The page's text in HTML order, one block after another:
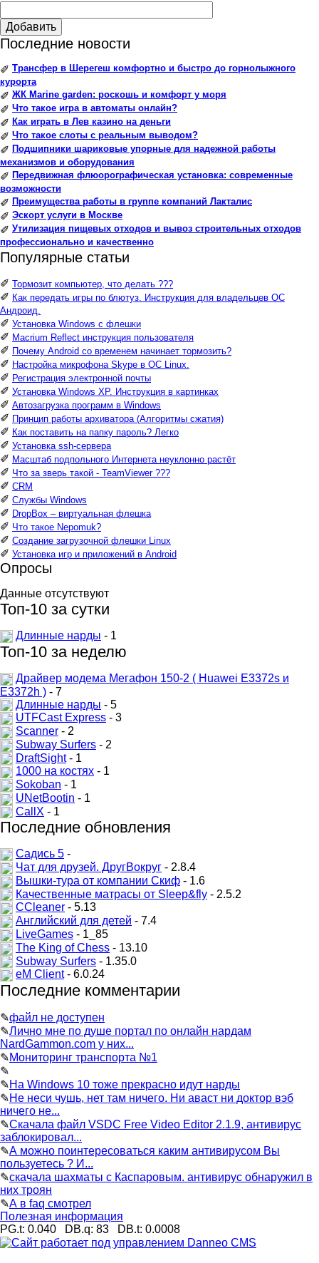
Добавить
Последние новости
✐ Трансфер в Шерегеш комфортно и быстро до горнолыжного
курорта
✐ ЖК Marine garden: роскошь и комфорт у моря
✐ Что такое игра в автоматы онлайн?
✐ Как играть в Лев казино на деньги
✐ Что такое слоты с реальным выводом?
✐ Подшипники шариковые упорные для надежной работы
механизмов и оборудования
✐ Передвижная флюорографическая установка: современные
возможности
✐ Преимущества работы в группе компаний Лакталис
✐ Эскорт услуги в Москве
✐ Утилизация пищевых отходов и вывоз строительных отходов
профессионально и качественно
Популярные статьи
✐ Тормозит компьютер, что делать ???
✐ Как передать игры по блютуз. Инструкция для владельцев ОС
Андроид.
✐ Установка Windows с флешки
✐ Macrium Reflect инструкция пользователя
✐ Почему Android со временем начинает тормозить?
✐ Настройка микрофона Skype в ОС Linux.
✐ Регистрация электронной почты
✐ Установка Windows XP. Инструкция в картинках
✐ Автозагрузка программ в Windows
✐ Принцип работы архиватора (Алгоритмы сжатия)
✐ Как поставить на папку пароль? Легко
✐ Установка ssh-сервера
✐ Масштаб подпольного Интернета неуклонно растёт
✐ Что за зверь такой - TeamViewer ???
✐ CRM
✐ Службы Windows
✐ DropBox – виртуальная флешка
✐ Что такое Nepomuk?
✐ Создание загрузочной флешки Linux
✐ Установка игр и приложений в Android
Опросы
Данные отсутствуют
Топ-10 за сутки
Длинные нарды - 1
Топ-10 за неделю
Драйвер модема Мегафон 150-2 ( Huawei E3372s и
E3372h ) - 7
Длинные нарды - 5
UTFCast Express - 3
Scanner - 2
Subway Surfers - 2
DraftSight- 1
1000 на костях - 1
Sokoban - 1
UNetBootin - 1
CallX - 1
Последние обновления
Садись 5 -
Чат для друзей. ДругВокруг - 2.8.4
Вышки-тура от компании Скиф - 1.6
Качественные матрасы от Sleep&fly - 2.5.2
CCleaner - 5.13
Английский для детей - 7.4
LiveGames - 1_85
The King of Chess - 13.10
Subway Surfers - 1.35.0
eM Client- 6.0.24
Последние комментарии
✎файл не доступен
✎Лично мне по душе портал по онлайн нардам
NardGammon.com у них...
✎Мониторинг транспорта №1
✎
✎На Windows 10 тоже прекрасно идут нарды
✎Не неси чушь, нет там ничего. Ни аваст ни доктор вэб
ничего не...
✎Скачала файл VSDC Free Video Editor 2.1.9, антивирус
заблокировал...
✎А можно поинтересоваться каким антивирусом Вы
пользуетесь ? И...
✎скачала шахматы с Каспаровым. антивирус обнаружил в
них троян
✎А в faq смотрел
Полезная информация
PG.t: 0.040 DB.q: 83 DB.t: 0.0008